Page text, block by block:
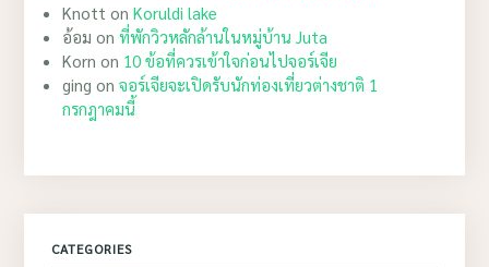
Knott onKoruldi lake
อ้อม onที่พักวิวหลักล้านในหมู่บ้าน Juta
Korn on 10 ข้อที่ควรเข้าใจก่อนไปจอร์เจีย
ging onจอร์เจียจะเปิดรับนักท่องเที่ยวต่างชาติ 1
กรกฎาคมนี้
CATEGORIES